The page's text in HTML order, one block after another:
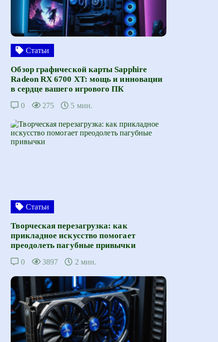
Статьи
Обзор графической карты Sapphire
Radeon RX 6700 XT: мощь и инновации
в сердце вашего игрового ПК
0 275 5 мин.
Статьи
Творческая перезагрузка: как
прикладное искусство помогает
преодолеть пагубные привычки
0 3897 2 мин.